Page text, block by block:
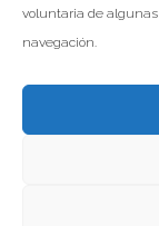
voluntaria de
navegación.